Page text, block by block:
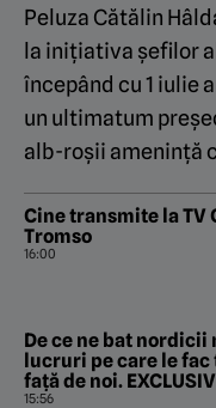
Peluza Cătălin
la inițiativa șefilor
începând cu 1 iulie
un ultimatum
alb-roșii amenință
Cine transmite la TV
Tromso
16:00
De ce ne bat nordicii
lucruri pe care le
față de noi. EXCLUSIV
15:56